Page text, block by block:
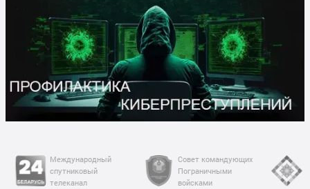
Международный
спутниковый
телеканал
Совет командующих
Пограничными
войсками